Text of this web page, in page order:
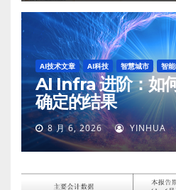
AI技术文章 AI科技 智慧城市 智
AI Infra 进阶：如
确定的结果
8 月 6, 2026 YINHUA